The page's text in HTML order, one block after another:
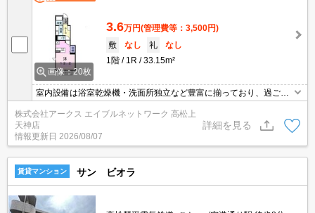
画像：20枚
3.6万円(管理費等：3,500円)
敷
なし 礼
なし
1階
1R 33.15m²
室内設備は浴室乾燥機・洗面所独立など豊富に揃っており、過ごし
もモニター越しに来訪者を確認できるモニター付きインターホンで
防犯対策が可能です。ダニなども気にならないフローリングの快適
な物件です。今なら4台空きがあります。
株式会社アークス エイブルネットワーク 高松上
天神店
情報更新日 2026/08/07
詳細を見る
賃貸マンション サン ビオラ